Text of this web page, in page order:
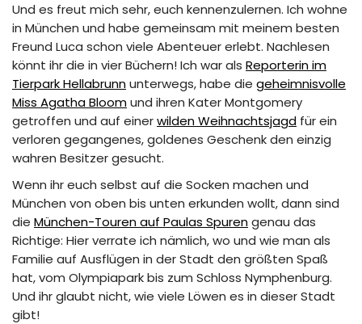
Und es freut mich sehr, euch kennenzulernen. Ich wohne
in München und habe gemeinsam mit meinem besten
Freund Luca schon viele Abenteuer erlebt. Nachlesen
könnt ihr die in vier Büchern! Ich war als Reporterin im
Tierpark Hellabrunnunterwegs, habe die geheimnisvolle
Miss Agatha Bloomund ihren Kater Montgomery
getroffen und auf einerwilden Weihnachtsjagd für ein
verloren gegangenes, goldenes Geschenk den einzig
wahren Besitzer gesucht.
Wenn ihr euch selbst auf die Socken machen und
München von oben bis unten erkunden wollt, dann sind
die München-Touren auf Paulas Spurengenau das
Richtige: Hier verrate ich nämlich, wo und wie man als
Familie auf Ausflügen in der Stadt den größten Spaß
hat, vom Olympiapark bis zum Schloss Nymphenburg.
Und ihr glaubt nicht, wie viele Löwen es in dieser Stadt
gibt!